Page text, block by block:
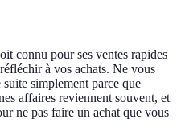
connu pour ses ventes rapides
à vos achats. Ne vous
suite simplement parce que
affaires reviennent souvent, et
ne pas faire un achat que vous